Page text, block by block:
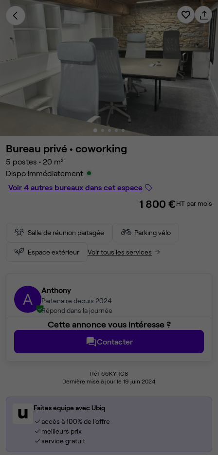
Bureau privé • coworking
5 postes • 20 m²
Dispo immédiatement
Voir 4 autres bureaux dans cet espace
1 800 €HT par mois
Salle de réunion partagée Parking vélo
Espace extérieur Voir tous les services
A Anthony
Partenaire depuis 2024
Répond dans la journée
Cette annonce vous intéresse ?
Contacter
Réf 66KYRC8
Dernière mise à jour le 19 juin 2024
Faites équipe avec Ubiq
accès à 100% de l'offre
meilleurs prix
service gratuit